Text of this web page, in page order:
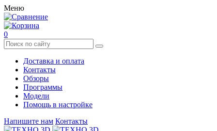
Меню
0
Доставка и оплата
Контакты
Обзоры
Программы
Модели
Помощь в настройке
Напишите нам Контакты